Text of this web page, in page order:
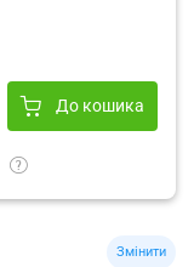
До кошика
Змінити